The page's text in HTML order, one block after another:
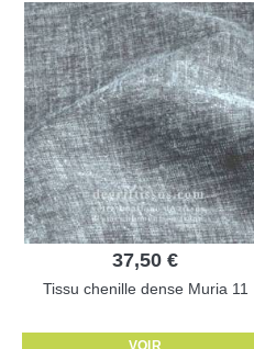
37,50 €
Tissu chenille dense Muria 11
VOIR